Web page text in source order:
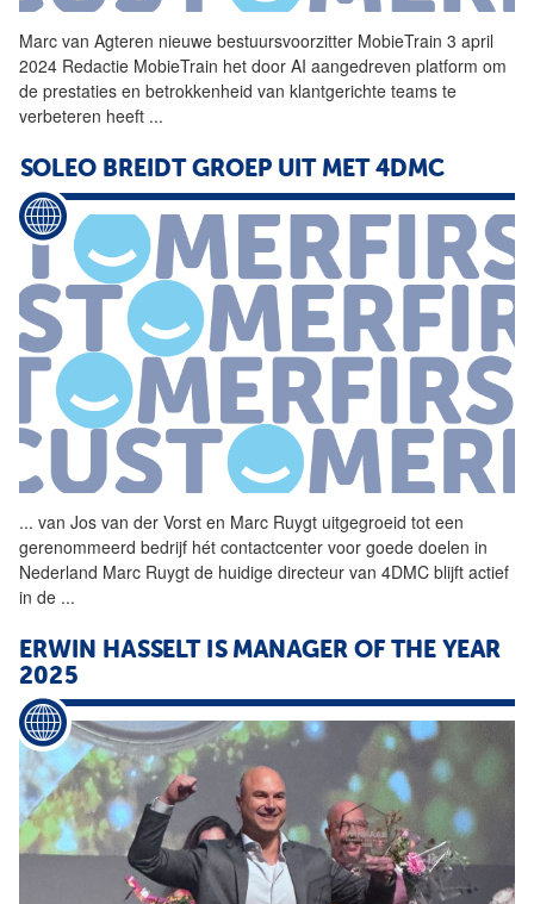
Marc van Agteren nieuwe bestuursvoorzitter MobieTrain 3 april
2024 Redactie MobieTrain het door AI aangedreven platform om
de prestaties en betrokkenheid van klantgerichte teams te
verbeteren heeft ...
SOLEO BREIDT GROEP UIT MET 4DMC
... van Jos van der Vorst en Marc Ruygt uitgegroeid tot een
gerenommeerd bedrijf hét contactcenter voor goede doelen in
Nederland Marc Ruygt de huidige directeur van 4DMC blijft actief
in de ...
ERWIN HASSELT IS MANAGER OF THE YEAR
2025